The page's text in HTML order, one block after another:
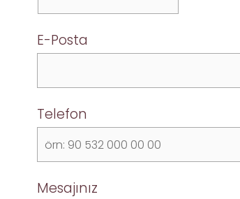
E-Posta
Telefon
Mesajınız